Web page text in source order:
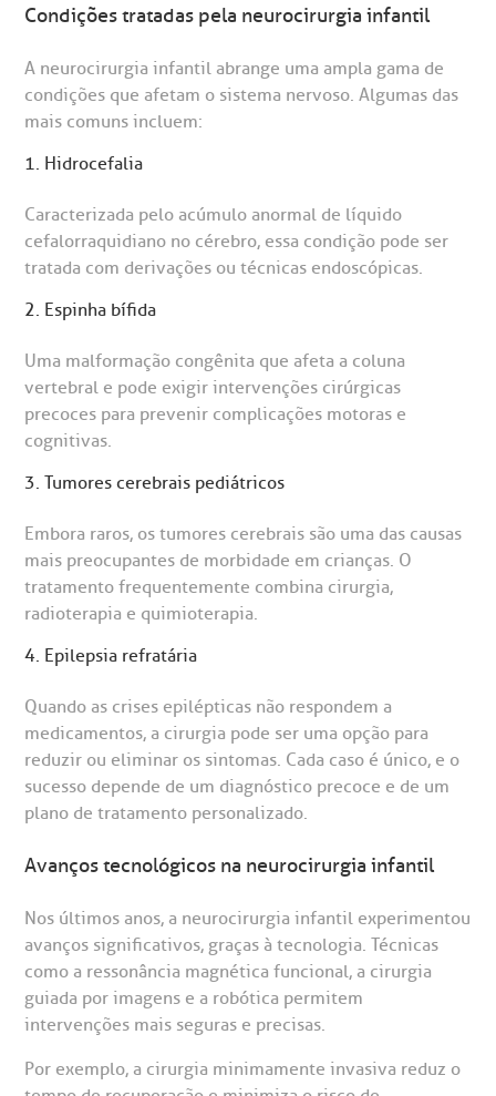
Endereço:
CEP: 01438-000 | Jardim Paulista
São Paulo - SP
e perdidos
Condições tratadas pela neurocirurgia infantil
A neurocirurgia infantil abrange uma ampla gama de
condições que afetam o sistema nervoso. Algumas das
mais comuns incluem:
1. Hidrocefalia
Caracterizada pelo acúmulo anormal de líquido
cefalorraquidiano no cérebro, essa condição pode ser
tratada com derivações ou técnicas endoscópicas.
2. Espinha bífida
Uma malformação congênita que afeta a coluna
vertebral e pode exigir intervenções cirúrgicas
precoces para prevenir complicações motoras e
cognitivas.
3. Tumores cerebrais pediátricos
Embora raros, os tumores cerebrais são uma das causas
mais preocupantes de morbidade em crianças. O
tratamento frequentemente combina cirurgia,
radioterapia e quimioterapia.
4. Epilepsia refratária
Quando as crises epilépticas não respondem a
medicamentos, a cirurgia pode ser uma opção para
reduzir ou eliminar os sintomas. Cada caso é único, e o
sucesso depende de um diagnóstico precoce e de um
plano de tratamento personalizado.
Avanços tecnológicos na neurocirurgia infantil
Nos últimos anos, a neurocirurgia infantil experimentou
avanços significativos, graças à tecnologia. Técnicas
como a ressonância magnética funcional, a cirurgia
guiada por imagens e a robótica permitem
intervenções mais seguras e precisas.
Por exemplo, a cirurgia minimamente invasiva reduz o